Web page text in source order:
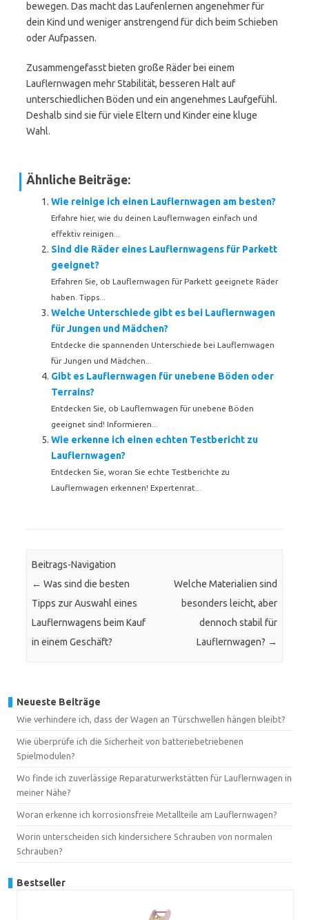
bewegen. Das macht das Laufenlernen angenehmer für
dein Kind und weniger anstrengend für dich beim Schieben
oder Aufpassen.
Zusammengefasst bieten große Räder bei einem
Lauflernwagen mehr Stabilität, besseren Halt auf
unterschiedlichen Böden und ein angenehmes Laufgefühl.
Deshalb sind sie für viele Eltern und Kinder eine kluge
Wahl.
Ähnliche Beiträge:
Wie reinige ich einen Lauflernwagen am besten?
Erfahre hier, wie du deinen Lauflernwagen einfach und
effektiv reinigen...
Sind die Räder eines Lauflernwagens für Parkett
geeignet?
Erfahren Sie, ob Lauflernwagen für Parkett geeignete Räder
haben. Tipps...
Welche Unterschiede gibt es bei Lauflernwagen
für Jungen und Mädchen?
Entdecke die spannenden Unterschiede bei Lauflernwagen
für Jungen und Mädchen...
Gibt es Lauflernwagen für unebene Böden oder
Terrains?
Entdecken Sie, ob Lauflernwagen für unebene Böden
geeignet sind! Informieren...
Wie erkenne ich einen echten Testbericht zu
Lauflernwagen?
Entdecken Sie, woran Sie echte Testberichte zu
Lauflernwagen erkennen! Expertenrat...
Beitrags-Navigation
← Was sind die besten
Tipps zur Auswahl eines
Lauflernwagens beim Kauf
in einem Geschäft?
Welche Materialien sind
besonders leicht, aber
dennoch stabil für
Lauflernwagen? →
Neueste Beiträge
Wie verhindere ich, dass der Wagen an Türschwellen hängen bleibt?
Wie überprüfe ich die Sicherheit von batteriebetriebenen
Spielmodulen?
Wo finde ich zuverlässige Reparaturwerkstätten für Lauflernwagen in
meiner Nähe?
Woran erkenne ich korrosionsfreie Metallteile am Lauflernwagen?
Worin unterscheiden sich kindersichere Schrauben von normalen
Schrauben?
Bestseller